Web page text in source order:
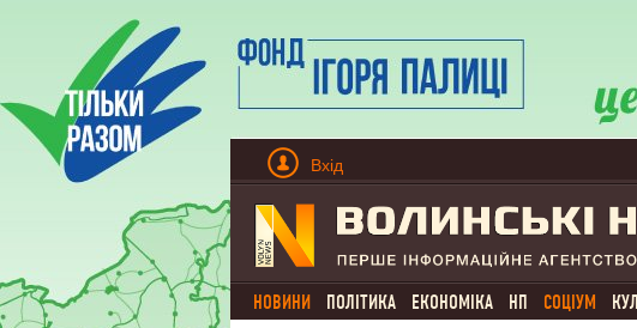
Вхід
НОВИНИ ПОЛІТИКА ЕКОНОМІКА НП СОЦІУМ